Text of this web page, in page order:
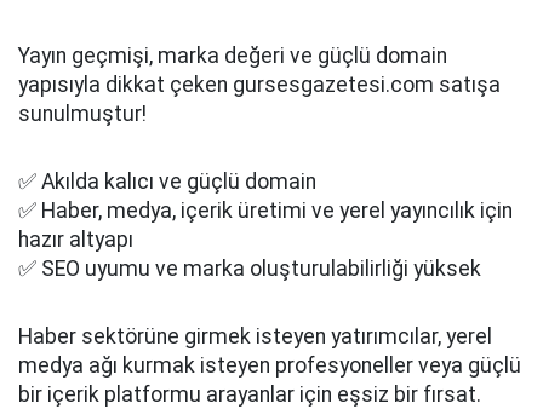
Yayın geçmişi, marka değeri ve güçlü domain
yapısıyla dikkat çeken gursesgazetesi.com satışa
sunulmuştur!
✅ Akılda kalıcı ve güçlü domain
✅ Haber, medya, içerik üretimi ve yerel yayıncılık için
hazır altyapı
✅ SEO uyumu ve marka oluşturulabilirliği yüksek
Haber sektörüne girmek isteyen yatırımcılar, yerel
medya ağı kurmak isteyen profesyoneller veya güçlü
bir içerik platformu arayanlar için eşsiz bir fırsat.